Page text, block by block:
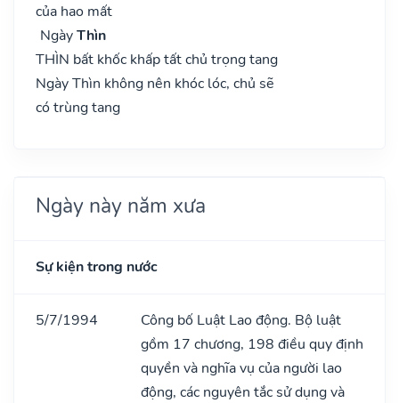
của hao mất
NgàyThìn
THÌN bất khốc khấp tất chủ trọng tang
Ngày Thìn không nên khóc lóc, chủ sẽ
có trùng tang
Ngày này năm xưa
Sự kiện trong nước
5/7/1994
Công bố Luật Lao động. Bộ luật
gồm 17 chương, 198 điều quy định
quyền và nghĩa vụ của người lao
động, các nguyên tắc sử dụng và